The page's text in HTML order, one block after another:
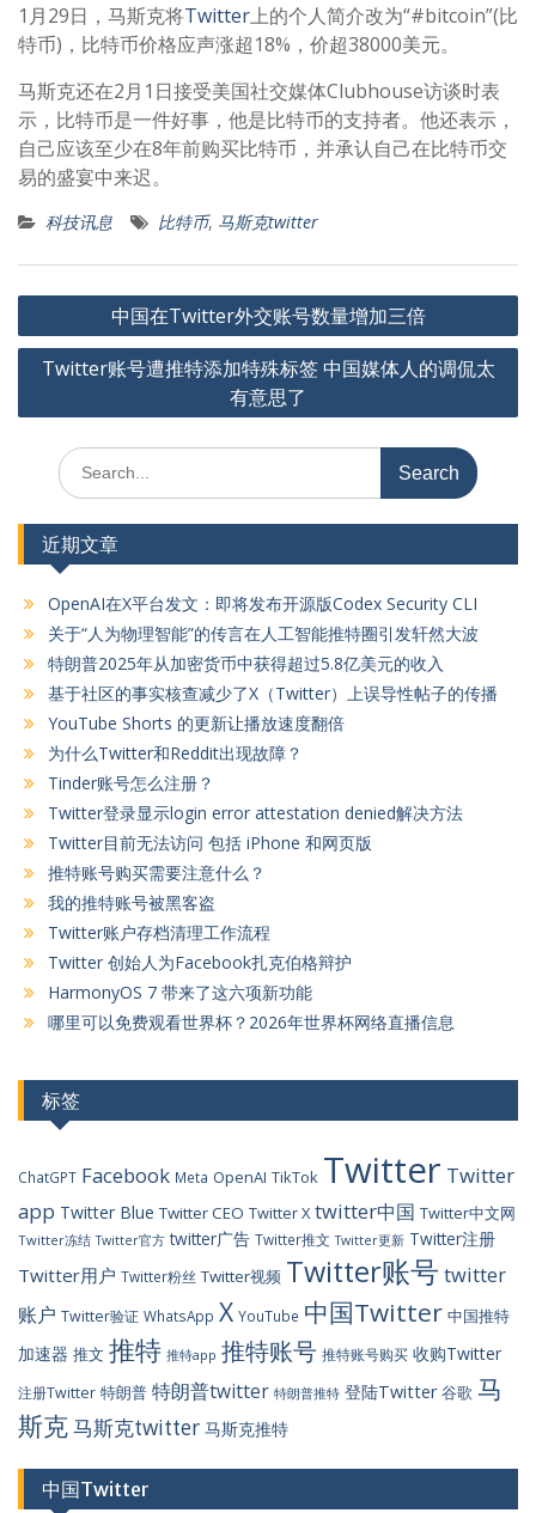
1月29日，马斯克将Twitter上的个人简介改为“#bitcoin”(比
特币)，比特币价格应声涨超18%，价超38000美元。
马斯克还在2月1日接受美国社交媒体Clubhouse访谈时表
示，比特币是一件好事，他是比特币的支持者。他还表示，
自己应该至少在8年前购买比特币，并承认自己在比特币交
易的盛宴中来迟。
科技讯息 比特币, 马斯克twitter
文
章
中国在Twitter外交账号数量增加三倍
Twitter账号遭推特添加特殊标签 中国媒体人的调侃太
有意思了
Search
for:
近期文章
OpenAI在X平台发文：即将发布开源版Codex Security CLI
关于“人为物理智能”的传言在人工智能推特圈引发轩然大波
特朗普2025年从加密货币中获得超过5.8亿美元的收入
基于社区的事实核查减少了X（Twitter）上误导性帖子的传播
YouTube Shorts 的更新让播放速度翻倍
为什么Twitter和Reddit出现故障？
Tinder账号怎么注册？
Twitter登录显示login error attestation denied解决方法
Twitter目前无法访问 包括 iPhone 和网页版
推特账号购买需要注意什么？
我的推特账号被黑客盗
Twitter账户存档清理工作流程
Twitter 创始人为Facebook扎克伯格辩护
HarmonyOS 7 带来了这六项新功能
哪里可以免费观看世界杯？2026年世界杯网络直播信息
标签
ChatGPT Facebook Meta OpenAI TikTok Twitter Twitter
app Twitter Blue Twitter CEO Twitter X twitter中国 Twitter中文网
Twitter冻结 Twitter官方 twitter广告 Twitter推文 Twitter更新 Twitter注册
Twitter用户 Twitter粉丝 Twitter视频 Twitter账号 twitter
账户 Twitter验证 WhatsApp X YouTube 中国Twitter 中国推特
加速器 推文 推特 推特app 推特账号 推特账号购买 收购Twitter
注册Twitter 特朗普 特朗普twitter 特朗普推特 登陆Twitter 谷歌 马
斯克马斯克twitter 马斯克推特
中国Twitter